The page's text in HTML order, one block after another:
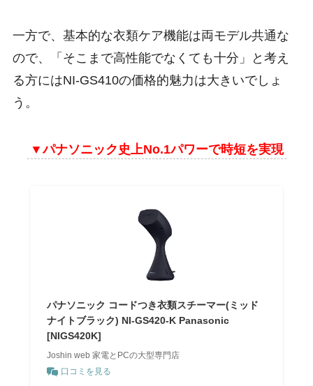
一方で、基本的な衣類ケア機能は両モデル共通な
ので、「そこまで高性能でなくても十分」と考え
る方にはNI-GS410の価格的魅力は大きいでしょ
う。
▼パナソニック史上No.1パワーで時短を実現
パナソニック コードつき衣類スチーマー(ミッド
ナイトブラック) NI-GS420-K Panasonic
[NIGS420K]
Joshin web 家電とPCの大型専門店
口コミを見る